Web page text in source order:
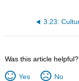
Was this article helpful?
Yes No